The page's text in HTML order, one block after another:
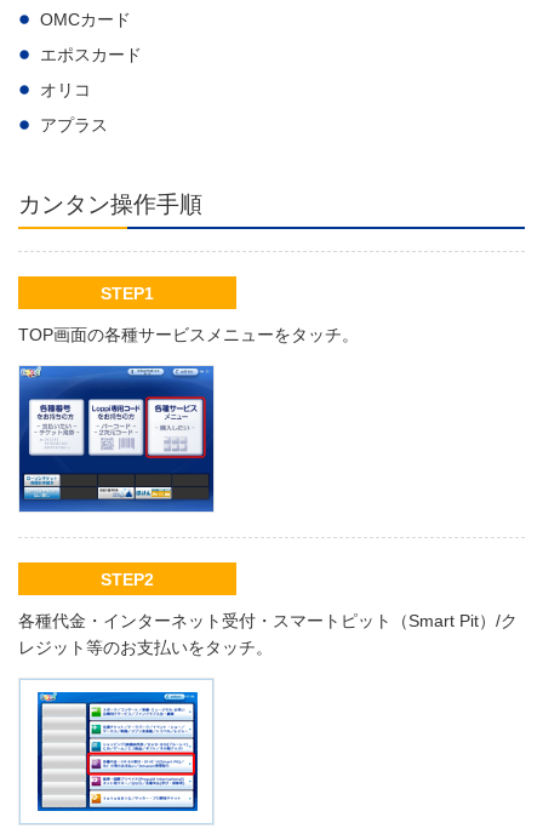
OMCカード
エポスカード
オリコ
アプラス
カンタン操作手順
STEP1
TOP画面の各種サービスメニューをタッチ。
STEP2
各種代金・インターネット受付・スマートピット（Smart Pit）/ク
レジット等のお支払いをタッチ。